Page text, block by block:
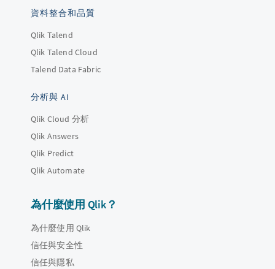
資料整合和品質
Qlik Talend
Qlik Talend Cloud
Talend Data Fabric
分析與 AI
Qlik Cloud 分析
Qlik Answers
Qlik Predict
Qlik Automate
為什麼使用 Qlik？
為什麼使用 Qlik
信任與安全性
信任與隱私